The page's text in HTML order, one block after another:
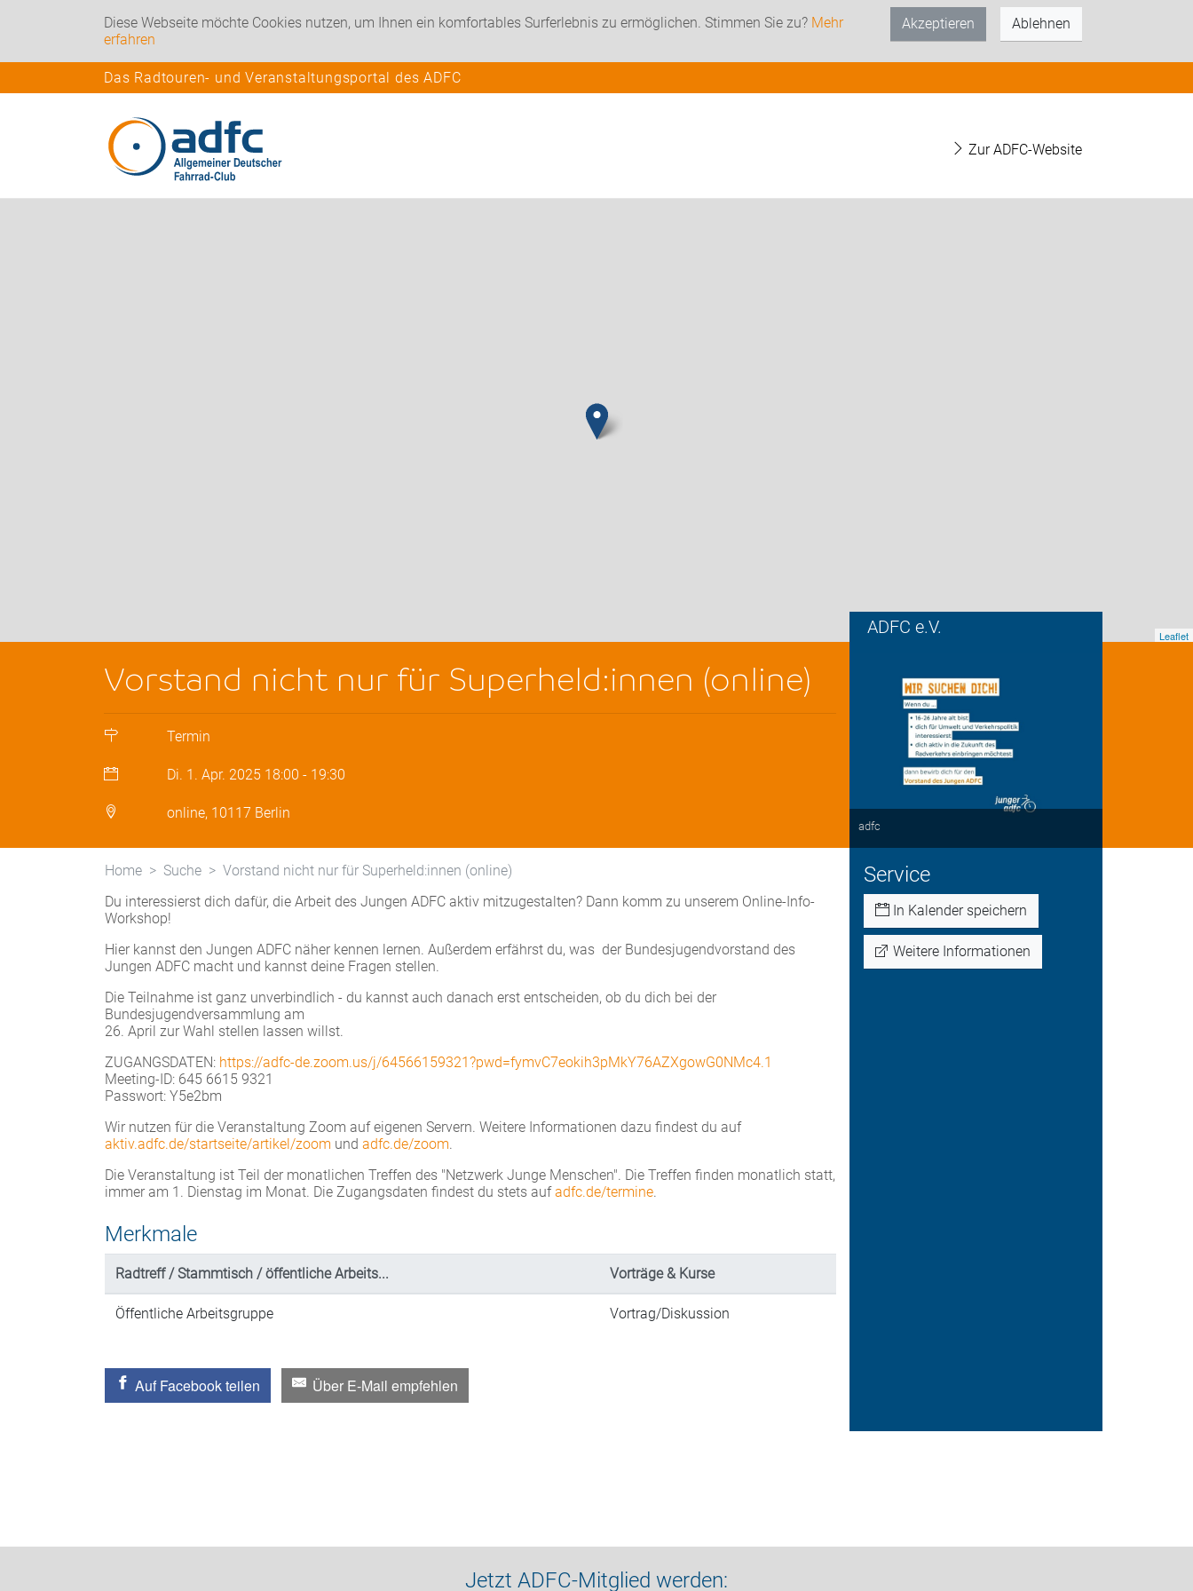
Diese Webseite möchte Cookies nutzen, um Ihnen ein komfortables Surferlebnis zu ermöglichen. Stimmen Sie zu? Mehr
erfahren
Akzeptieren Ablehnen
Das Radtouren- und Veranstaltungsportal des ADFC
Zur ADFC-Website
Leaflet
ADFC e.V.
Vorstand nicht nur für Superheld:innen (online)
Termin
Di. 1. Apr. 2025 18:00 - 19:30
online, 10117 Berlin
adfc
Service
In Kalender speichern
Weitere Informationen
Home Suche
Vorstand nicht nur für Superheld:innen (online)
Du interessierst dich dafür, die Arbeit des Jungen ADFC aktiv mitzugestalten? Dann komm zu unserem Online-Info-
Workshop!
Hier kannst den Jungen ADFC näher kennen lernen. Außerdem erfährst du, was der Bundesjugendvorstand des
Jungen ADFC macht und kannst deine Fragen stellen.
Die Teilnahme ist ganz unverbindlich - du kannst auch danach erst entscheiden, ob du dich bei der
Bundesjugendversammlung am
26. April zur Wahl stellen lassen willst.
ZUGANGSDATEN: https://adfc-de.zoom.us/j/64566159321?pwd=fymvC7eokih3pMkY76AZXgowG0NMc4.1
Meeting-ID: 645 6615 9321
Passwort: Y5e2bm
Wir nutzen für die Veranstaltung Zoom auf eigenen Servern. Weitere Informationen dazu findest du auf
aktiv.adfc.de/startseite/artikel/zoom und adfc.de/zoom.
Die Veranstaltung ist Teil der monatlichen Treffen des "Netzwerk Junge Menschen". Die Treffen finden monatlich statt,
immer am 1. Dienstag im Monat. Die Zugangsdaten findest du stets aufadfc.de/termine.
Merkmale
Radtreff / Stammtisch / öffentliche Arbeits... Vorträge & Kurse
Öffentliche Arbeitsgruppe Vortrag/Diskussion
Auf Facebook teilen Über E-Mail empfehlen
Jetzt ADFC-Mitglied werden: